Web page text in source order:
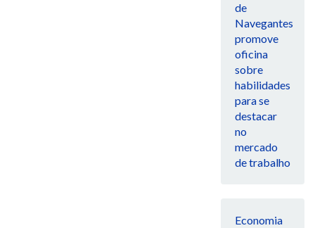
de
Navegantes
promove
oficina
sobre
habilidades
para se
destacar
no
mercado
de trabalho
Economia